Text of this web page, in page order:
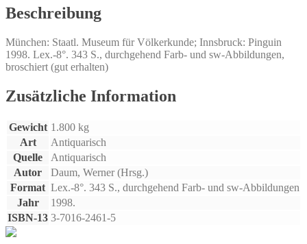
Beschreibung
München: Staatl. Museum für Völkerkunde; Innsbruck: Pinguin
1998. Lex.-8°. 343 S., durchgehend Farb- und sw-Abbildungen,
broschiert (gut erhalten)
Zusätzliche Information
Gewicht 1.800 kg
Art
Antiquarisch
Quelle
Antiquarisch
Autor
Daum, Werner (Hrsg.)
Format Lex.-8°. 343 S., durchgehend Farb- und sw-Abbildungen
Jahr
1998.
ISBN-13 3-7016-2461-5